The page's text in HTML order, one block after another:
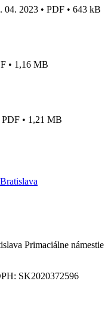
04. 2023 • PDF • 643 kB
• 1,16 MB
PDF • 1,21 MB
Bratislava
Primaciálne námestie
SK2020372596